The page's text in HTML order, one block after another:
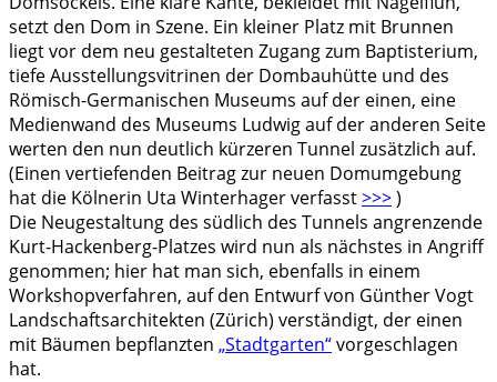
setzt den Dom in Szene. Ein kleiner Platz mit Brunnen
liegt vor dem neu gestalteten Zugang zum Baptisterium,
tiefe Ausstellungsvitrinen der Dombauhütte und des
Römisch-Germanischen Museums auf der einen, eine
Medienwand des Museums Ludwig auf der anderen Seite
werten den nun deutlich kürzeren Tunnel zusätzlich auf.
(Einen vertiefenden Beitrag zur neuen Domumgebung
hat die Kölnerin Uta Winterhager verfasst>>>)
Die Neugestaltung des südlich des Tunnels angrenzende
Kurt-Hackenberg-Platzes wird nun als nächstes in Angriff
genommen; hier hat man sich, ebenfalls in einem
Workshopverfahren, auf den Entwurf von Günther Vogt
Landschaftsarchitekten (Zürich) verständigt, der einen
mit Bäumen bepflanzten „Stadtgarten“vorgeschlagen
hat.